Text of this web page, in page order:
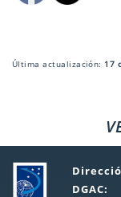
Última actualización: 17
DGAC: